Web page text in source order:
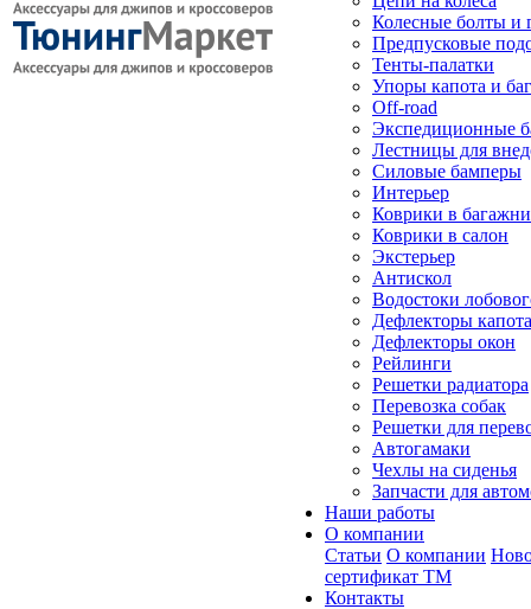
Колесные болты и
Предпусковые
Тенты-палатки
Упоры капота и
Off-road
Экспедиционные
Лестницы для
Силовые бамперы
Интерьер
Коврики в
Коврики в салон
Экстерьер
Антискол
Водостоки
Дефлекторы капота
Дефлекторы окон
Рейлинги
Решетки радиатора
Перевозка собак
Решетки для
Автогамаки
Чехлы на сиденья
Запчасти для
Наши работы
О компании
Статьи О компании
сертификат ТМ
Контакты